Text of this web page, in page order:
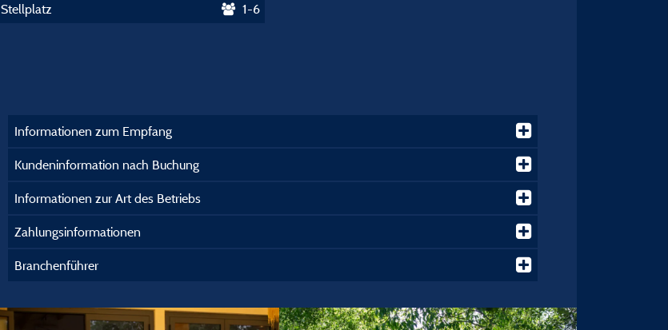
Stellplatz 1-6
Informationen zum Empfang
Kundeninformation nach Buchung
Informationen zur Art des Betriebs
Zahlungsinformationen
Branchenführer